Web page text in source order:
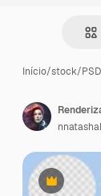
Início/stock/PSD
Premium